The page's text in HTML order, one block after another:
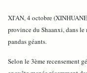
XI'AN, 4 octobre
province du Shaanxi, dans
pandas géants.
Selon le 3ème recensement